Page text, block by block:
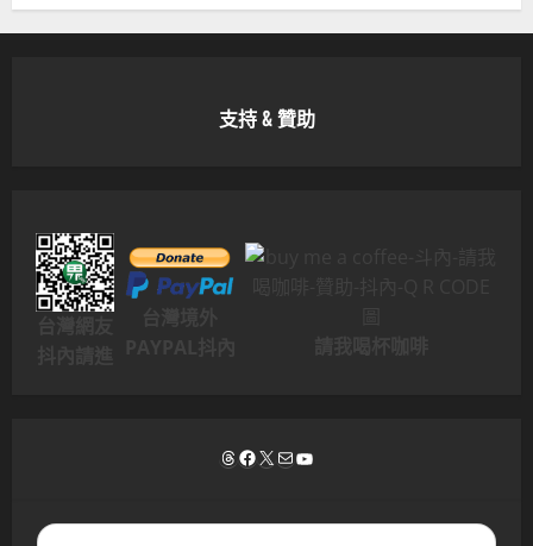
支持 & 贊助
Threads
Facebook
X 電子郵件YouTube